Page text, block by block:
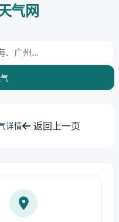
气网
详情 返回上一页